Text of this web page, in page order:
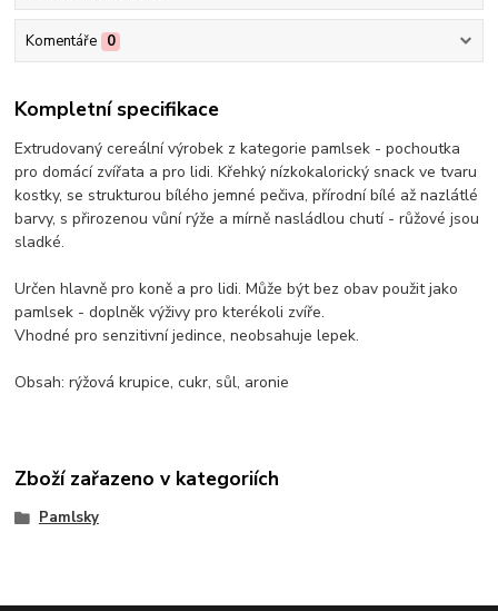
Komentáře 0
Kompletní specifikace
Extrudovaný cereální výrobek z kategorie pamlsek - pochoutka
pro domácí zvířata a pro lidi. Křehký nízkokalorický snack ve tvaru
kostky, se strukturou bílého jemné pečiva, přírodní bílé až nazlátlé
barvy, s přirozenou vůní rýže a mírně nasládlou chutí - růžové jsou
sladké.
Určen hlavně pro koně a pro lidi. Může být bez obav použit jako
pamlsek - doplněk výživy pro kterékoli zvíře.
Vhodné pro senzitivní jedince, neobsahuje lepek.
Obsah: rýžová krupice, cukr, sůl, aronie
Zboží zařazeno v kategoriích
Pamlsky